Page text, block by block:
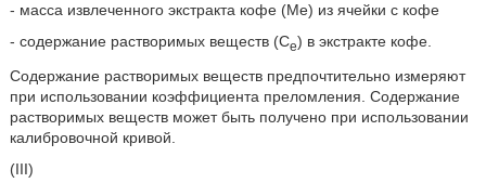
- масса извлеченного экстракта кофе (Me) из ячейки с кофе
- содержание растворимых веществ (Ce) в экстракте кофе.
Содержание растворимых веществ предпочтительно измеряют
при использовании коэффициента преломления. Содержание
растворимых веществ может быть получено при использовании
калибровочной кривой.
(III)